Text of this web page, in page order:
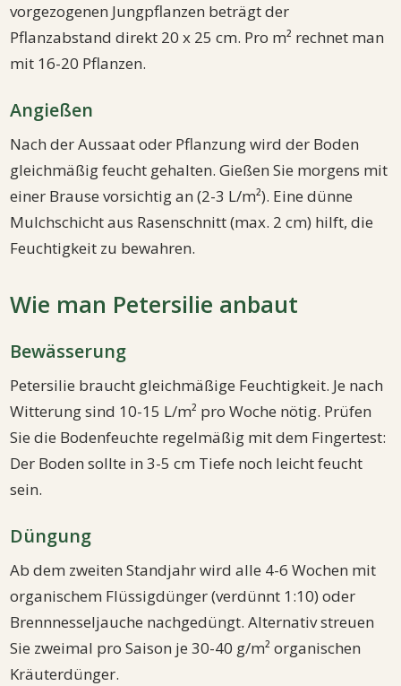
vorgezogenen Jungpflanzen beträgt der
Pflanzabstand direkt 20 x 25 cm. Pro m² rechnet man
mit 16-20 Pflanzen.
Angießen
Nach der Aussaat oder Pflanzung wird der Boden
gleichmäßig feucht gehalten. Gießen Sie morgens mit
einer Brause vorsichtig an (2-3 L/m²). Eine dünne
Mulchschicht aus Rasenschnitt (max. 2 cm) hilft, die
Feuchtigkeit zu bewahren.
Wie man Petersilie anbaut
Bewässerung
Petersilie braucht gleichmäßige Feuchtigkeit. Je nach
Witterung sind 10-15 L/m² pro Woche nötig. Prüfen
Sie die Bodenfeuchte regelmäßig mit dem Fingertest:
Der Boden sollte in 3-5 cm Tiefe noch leicht feucht
sein.
Düngung
Ab dem zweiten Standjahr wird alle 4-6 Wochen mit
organischem Flüssigdünger (verdünnt 1:10) oder
Brennnesseljauche nachgedüngt. Alternativ streuen
Sie zweimal pro Saison je 30-40 g/m² organischen
Kräuterdünger.